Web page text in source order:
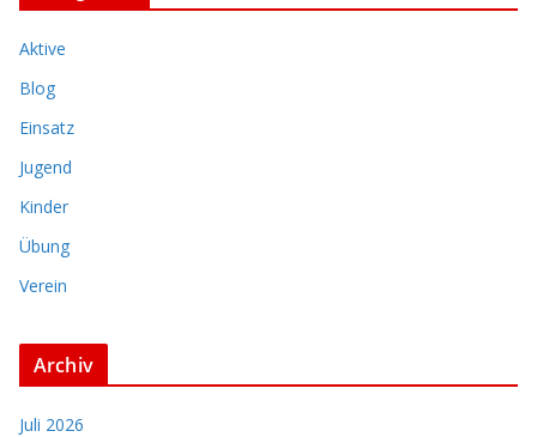
Aktive
Blog
Einsatz
Jugend
Kinder
Übung
Verein
Archiv
Juli 2026